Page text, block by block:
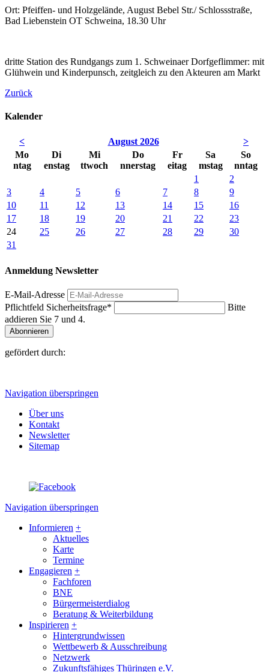
Ort: Pfeiffen- und Holzgelände, August Bebel Str./ Schlossstraße,
Bad Liebenstein OT Schweina, 18.30 Uhr
dritte Station des Rundgangs zum 1. Schweinaer Dorfgeflimmer: mit
Glühwein und Kinderpunsch, zeitgleich zu den Akteuren am Markt
Zurück
Kalender
< August 2026
>
Mo
ntag
Di
enstag
Mi
ttwoch
Do
nnerstag
Fr
eitag
Sa
mstag
So
nntag
1
2
3
4 5 6 7 8
9
10
11 12 13 14 15
16
17
18 19 20 21 22
23
24
25 26 27 28 29
30
31
Anmeldung Newsletter
E-Mail-Adresse
Pflichtfeld Sicherheitsfrage*
Bitte
addieren Sie 7 und 4.
Abonnieren
gefördert durch:
Navigation überspringen
Über uns
Kontakt
Newsletter
Sitemap
Navigation überspringen
Informieren +
Aktuelles
Karte
Termine
Engagieren +
Fachforen
BNE
Bürgermeisterdialog
Beratung & Weiterbildung
Inspirieren +
Hintergrundwissen
Wettbewerb & Ausschreibung
Netzwerk
Zukunftsfähiges Thüringen e.V.